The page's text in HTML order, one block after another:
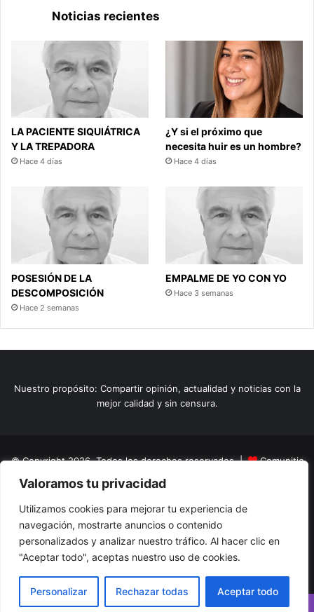
Valoramos tu privacidad
Utilizamos cookies para mejorar tu experiencia de
navegación, mostrarte anuncios o contenido
personalizados y analizar nuestro tráfico. Al hacer clic en
"Aceptar todo", aceptas nuestro uso de cookies.
Personalizar Rechazar todas Aceptar todo
Noticias recientes
LA PACIENTE SIQUIÁTRICA
Y LA TREPADORA
Hace 4 días
¿Y si el próximo que
necesita huir es un hombre?
Hace 4 días
POSESIÓN DE LA
DESCOMPOSICIÓN
Hace 2 semanas
EMPALME DE YO CON YO
Hace 3 semanas
Nuestro propósito: Compartir opinión, actualidad y noticias con la
mejor calidad y sin censura.
© Copyright 2026, Todos los derechos reservados |
Comunitic
SAS BICNit 901228106
Home
Actualidad Variedades Opinion Turismo
El Tinteadero
Caricaturas Reportajes
FacebookYouTubeInstagram